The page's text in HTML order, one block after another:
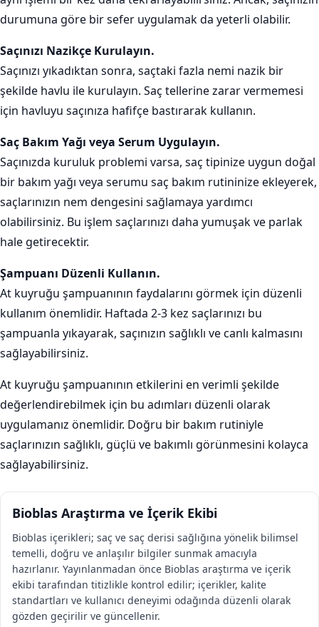
durumuna göre bir sefer uygulamak da yeterli olabilir.
Saçınızı Nazikçe Kurulayın.
Saçınızı yıkadıktan sonra, saçtaki fazla nemi nazik bir
şekilde havlu ile kurulayın. Saç tellerine zarar vermemesi
için havluyu saçınıza hafifçe bastırarak kullanın.
Saç Bakım Yağı veya Serum Uygulayın.
Saçınızda kuruluk problemi varsa, saç tipinize uygun doğal
bir bakım yağı veya serumu saç bakım rutininize ekleyerek,
saçlarınızın nem dengesini sağlamaya yardımcı
olabilirsiniz. Bu işlem saçlarınızı daha yumuşak ve parlak
hale getirecektir.
Şampuanı Düzenli Kullanın.
At kuyruğu şampuanının faydalarını görmek için düzenli
kullanım önemlidir. Haftada 2-3 kez saçlarınızı bu
şampuanla yıkayarak, saçınızın sağlıklı ve canlı kalmasını
sağlayabilirsiniz.
At kuyruğu şampuanının etkilerini en verimli şekilde
değerlendirebilmek için bu adımları düzenli olarak
uygulamanız önemlidir. Doğru bir bakım rutiniyle
saçlarınızın sağlıklı, güçlü ve bakımlı görünmesini kolayca
sağlayabilirsiniz.
Bioblas Araştırma ve İçerik Ekibi
Bioblas içerikleri; saç ve saç derisi sağlığına yönelik bilimsel
temelli, doğru ve anlaşılır bilgiler sunmak amacıyla
hazırlanır. Yayınlanmadan önce Bioblas araştırma ve içerik
ekibi tarafından titizlikle kontrol edilir; içerikler, kalite
standartları ve kullanıcı deneyimi odağında düzenli olarak
gözden geçirilir ve güncellenir.